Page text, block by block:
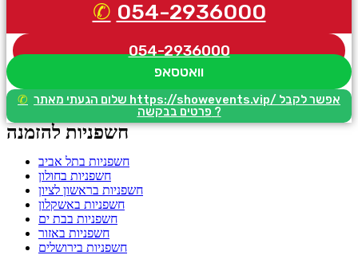
054-2936000
054-2936000
וואטסאפ
שלום הגעתי מאתר https://showevents.vip/ אפשר לקבל
פרטים בבקשה ?
חשפניות להזמנה
חשפניות בתל אביב
חשפניות בחולון
חשפניות בראשון לציון
חשפניות באשקלון
חשפניות בבת ים
חשפניות באזור
חשפניות בירושלים